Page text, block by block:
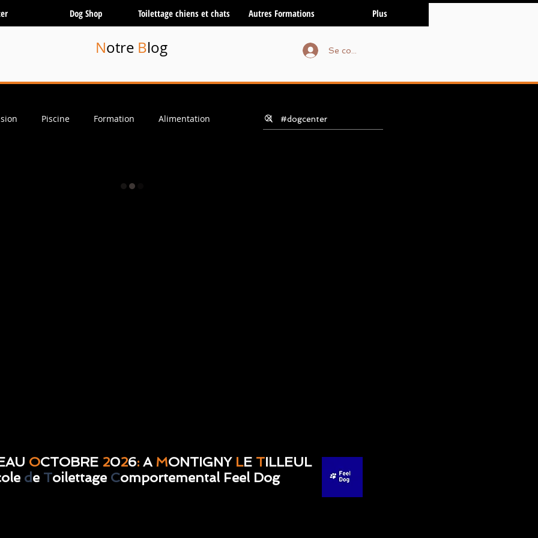
Dog Shop Toilettage chiens et chats Autres Formations Plus
Se connecter
Notre Blog
Piscine Formation Alimentation
OCTOBRE2026: AMONTIGNYLETILLEUL
de Toilettage Comportemental Feel Dog